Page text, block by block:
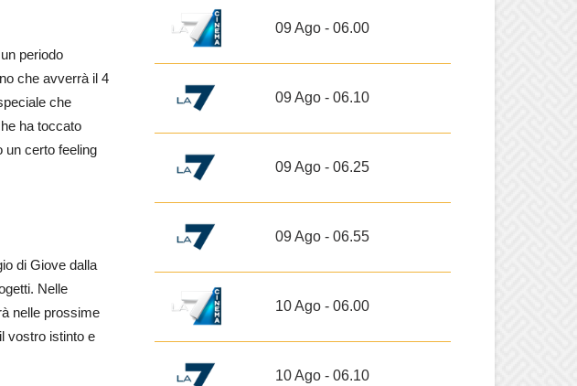
periodo
che avverrà il 4
che
ha toccato
un certo feeling
di Giove dalla
Nelle
nelle prossime
vostro istinto e
09 Ago - 06.00
09 Ago - 06.10
09 Ago - 06.25
09 Ago - 06.55
10 Ago - 06.00
10 Ago - 06.10